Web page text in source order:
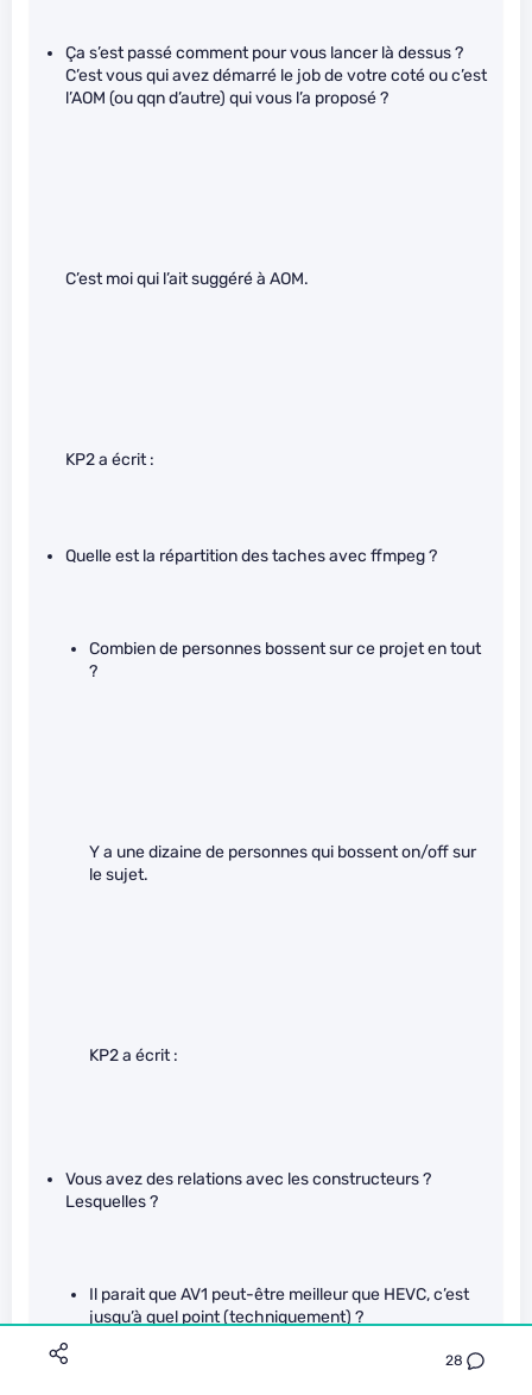
28
Ça s’est passé comment pour vous lancer là dessus ?
C’est vous qui avez démarré le job de votre coté ou c’est
l’AOM (ou qqn d’autre) qui vous l’a proposé ?
C’est moi qui l’ait suggéré à AOM.
KP2 a écrit :
Quelle est la répartition des taches avec ffmpeg ?
Combien de personnes bossent sur ce projet en tout
?
Y a une dizaine de personnes qui bossent on/off sur
le sujet.
KP2 a écrit :
Vous avez des relations avec les constructeurs ?
Lesquelles ?
Il parait que AV1 peut-être meilleur que HEVC, c’est
jusqu’à quel point (techniquement) ?